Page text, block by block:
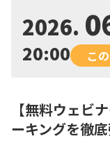
2026
20:00
こ
【無料ウェビ
ーキングを徹